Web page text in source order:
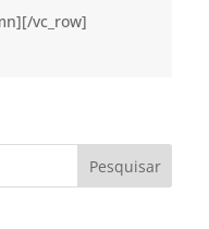
vc_row]